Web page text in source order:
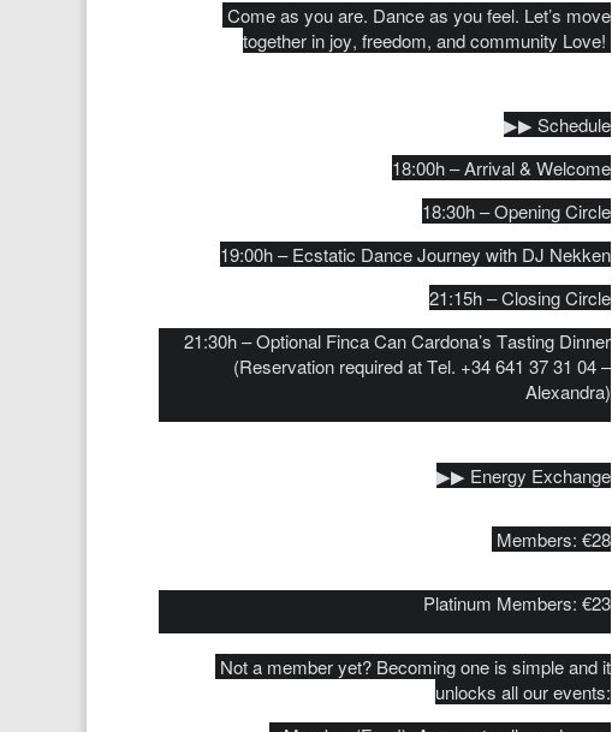
Come as you are. Dance as you feel. Let’s move
together in joy, freedom, and community Love!
▶︎▶︎ Schedule
18:00h – Arrival & Welcome
18:30h – Opening Circle
19:00h – Ecstatic Dance Journey with DJ Nekken
21:15h – Closing Circle
21:30h – Optional Finca Can Cardona’s Tasting Dinner
(Reservation required at Tel. +34 641 37 31 04 –
Alexandra)
▶︎▶︎ Energy Exchange
Members: €28
Platinum Members: €23
Not a member yet? Becoming one is simple and it
unlocks all our events: